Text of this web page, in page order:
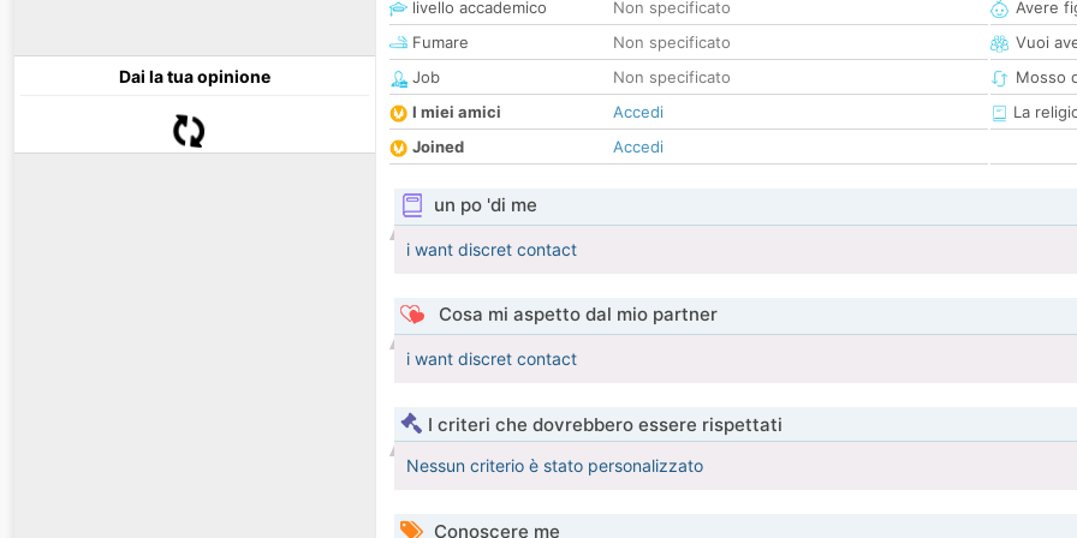
Dai la tua opinione
livello accademico
Non specificato
Fumare
Non specificato
Job
Non specificato
I miei amici
Accedi
Joined
Accedi
Avere
Vuoi
Mosso
La
un po 'di me
i want discret contact
Cosa mi aspetto dal mio partner
i want discret contact
I criteri che dovrebbero essere rispettati
Nessun criterio è stato personalizzato
Conoscere me